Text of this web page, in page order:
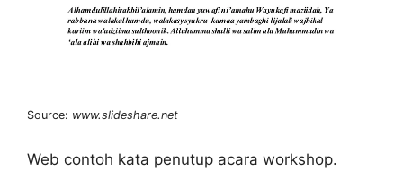
Source: www.slideshare.net
Web contoh kata penutup acara workshop.